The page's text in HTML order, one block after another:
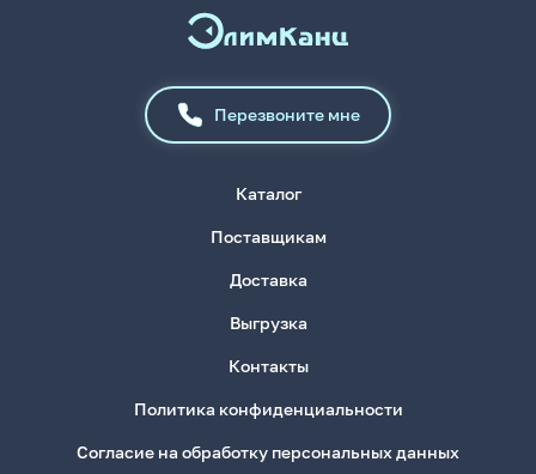
Перезвоните мне
Каталог
Поставщикам
Доставка
Выгрузка
Контакты
Политика конфиденциальности
Согласие на обработку персональных данных